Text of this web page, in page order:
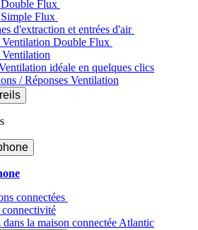
Flux
Flux
d'extraction et entrées d'air
Ventilation Double Flux
idéale en quelques clics
/ Réponses Ventilation
connectées
dans la maison connectée Atlantic